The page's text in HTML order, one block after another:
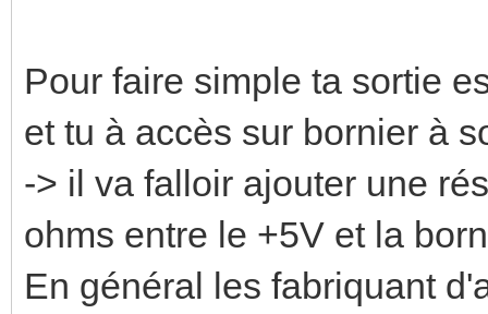
Pour faire simple ta sortie
et tu à accès sur bornier à
-> il va falloir ajouter une
ohms entre le +5V et la
En général les fabriquant